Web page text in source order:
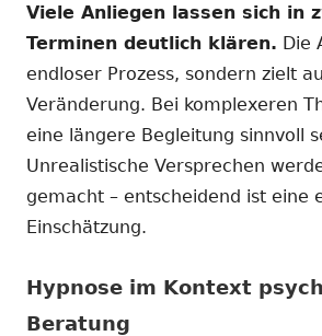
Viele Anliegen lassen sich in
Terminen deutlich klären. Die
endloser Prozess, sondern zielt
Veränderung. Bei komplexeren
eine längere Begleitung sinnvoll
Unrealistische Versprechen
gemacht – entscheidend ist eine
Einschätzung.
Hypnose im Kontext
Beratung